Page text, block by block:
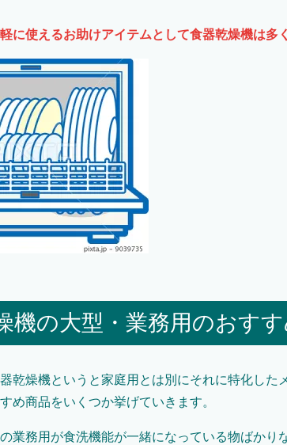
に使えるお助けアイテムとして食器乾燥機は多
機の大型・業務用のおす
乾燥機というと家庭用とは別にそれに特化した
め商品をいくつか挙げていきます。
業務用が食洗機能が一緒になっている物ばかり